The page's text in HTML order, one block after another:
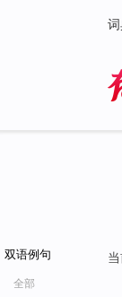
双语例句
全部